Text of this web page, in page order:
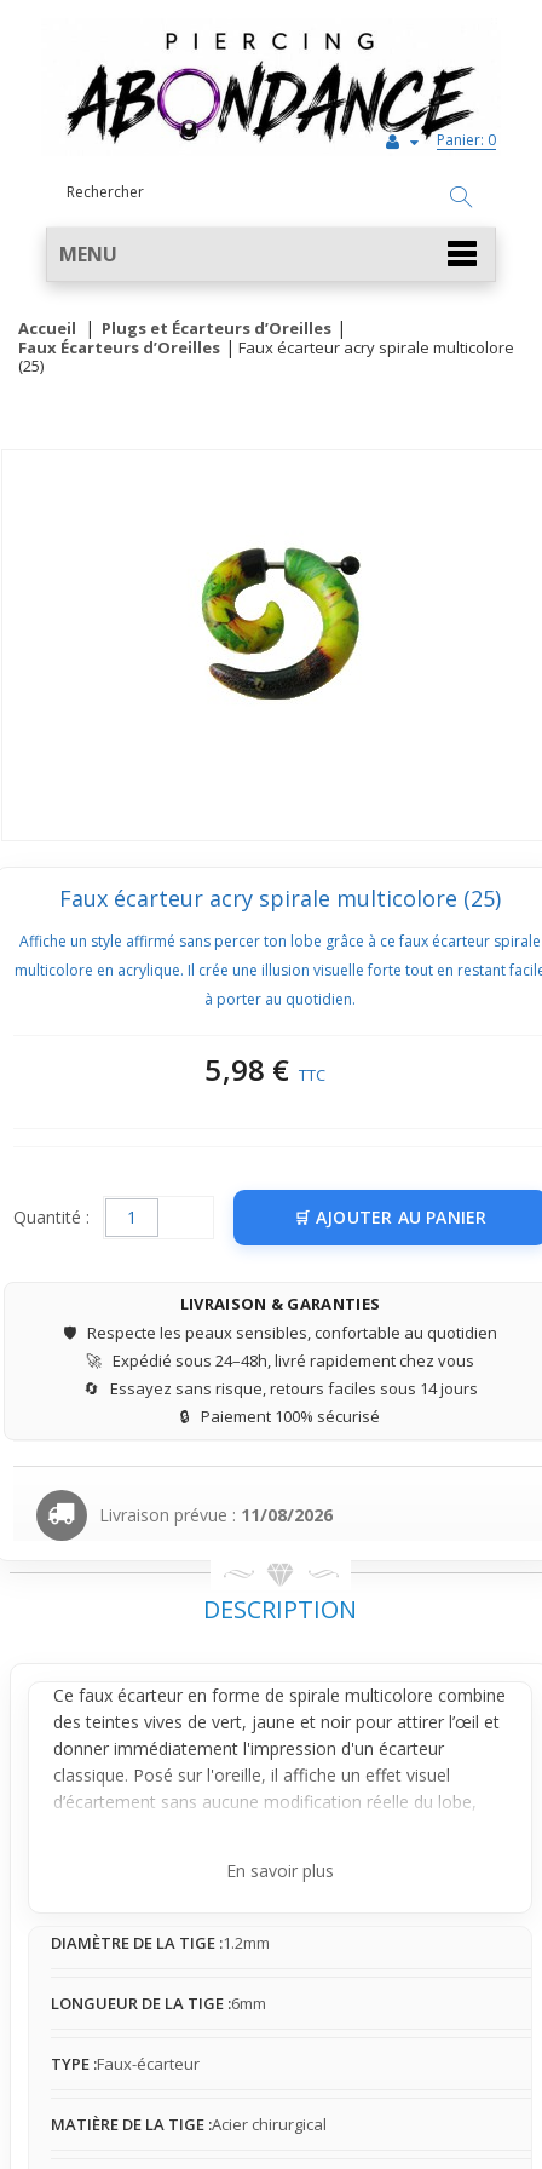
Panier: 0
MENU
Accueil
Plugs et Écarteurs d’Oreilles
Faux Écarteurs d’Oreilles
Faux écarteur acry spirale multicolore
(25)
Faux écarteur acry spirale multicolore (25)
Affiche un style affirmé sans percer ton lobe grâce à ce faux écarteur spirale
multicolore en acrylique. Il crée une illusion visuelle forte tout en restant
à porter au quotidien.
5,98 € TTC
Quantité : AJOUTER AU PANIER
LIVRAISON & GARANTIES
🛡️ Respecte les peaux sensibles, confortable au quotidien
🚀 Expédié sous 24–48h, livré rapidement chez vous
🔄 Essayez sans risque, retours faciles sous 14 jours
🔒 Paiement 100% sécurisé
Livraison prévue : 11/08/2026
DESCRIPTION
Ce faux écarteur en forme de spirale multicolore combine
des teintes vives de vert, jaune et noir pour attirer l’œil et
donner immédiatement l'impression d'un écarteur
classique. Posé sur l'oreille, il affiche un effet visuel
d’écartement sans aucune modification réelle du lobe,
Sa présence est bien perceptible mais reste naturelle,
l’oublier dans la journée. Son maintien assure un port sûr,
Cefaux écarteurest parfait pour ceux qui veulent tester
ni contrainte liée à un vrai écarteur. Si tu souhaites twister
ton look avec un effet clair et distinct, il s’agit d’une
En savoir plus
DIAMÈTRE DE LA TIGE :1.2mm
LONGUEUR DE LA TIGE :6mm
TYPE :Faux-écarteur
MATIÈRE DE LA TIGE :Acier chirurgical